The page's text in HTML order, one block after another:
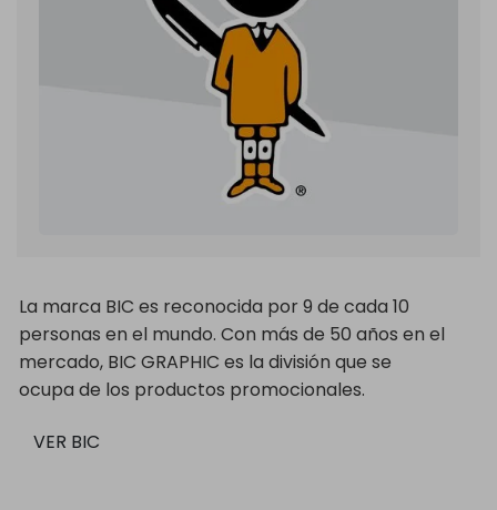
La marca BIC es reconocida por 9 de cada 10
personas en el mundo. Con más de 50 años en el
mercado, BIC GRAPHIC es la división que se
ocupa de los productos promocionales.
VER BIC